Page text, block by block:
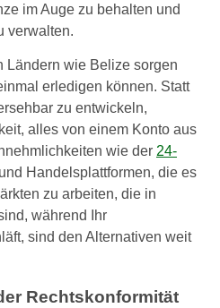
im Auge zu behalten und
verwalten.
Ländern wie Belize sorgen
erledigen können. Statt
zu entwickeln,
alles von einem Konto aus
wie der 24-
und Handelsplattformen, die es
zu arbeiten, die in
während Ihr
sind den Alternativen weit
Rechtskonformität